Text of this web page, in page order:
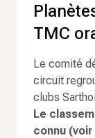
TMC
Le comité
circuit
clubs
Le
connu